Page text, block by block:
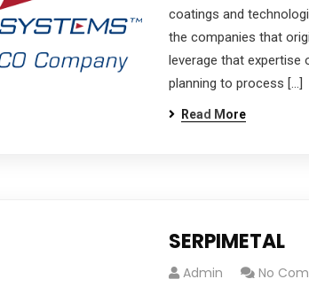
coatings and
the companies that
leverage that expertise
planning to process […]
Read More
SERPIMETAL
Admin No